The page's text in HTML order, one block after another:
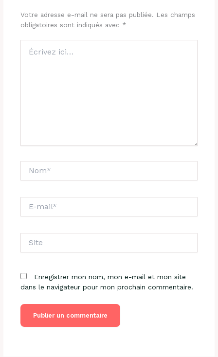
Votre adresse e-mail ne sera pas publiée. Les champs
obligatoires sont indiqués avec *
ici…
mail*
Enregistrer mon nom, mon e-mail et mon site
dans le navigateur pour mon prochain commentaire.